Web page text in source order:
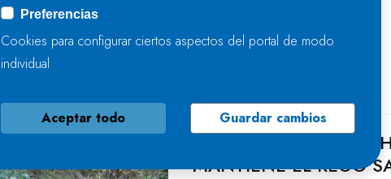
17 DE MAYO, 2024
LA CONFEDERACIÓN
MANTIENE EL REGO
Preferencias
Cookies para configurar ciertos aspectos del portal de modo
individual
Aceptar todo Guardar cambios